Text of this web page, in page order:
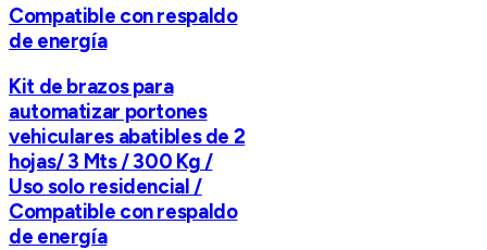
Compatible con respaldo
de energía
Kit de brazos para
automatizar portones
vehiculares abatibles de 2
hojas/ 3 Mts / 300 Kg /
Uso solo residencial /
Compatible con respaldo
de energía